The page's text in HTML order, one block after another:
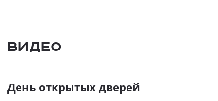
Видео
День открытых дверей